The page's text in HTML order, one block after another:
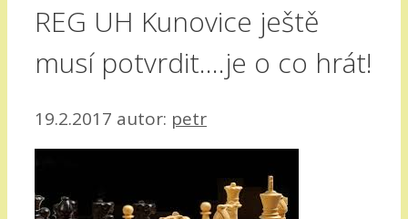
REG UH Kunovice ještě
musí potvrdit….je o co hrát!
19.2.2017 autor: petr